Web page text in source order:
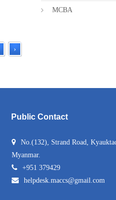
›
MCBA
Public Contact
No.(132), Strand Road,
Myanmar.
+951 379429
helpdesk.maccs@gmail.com